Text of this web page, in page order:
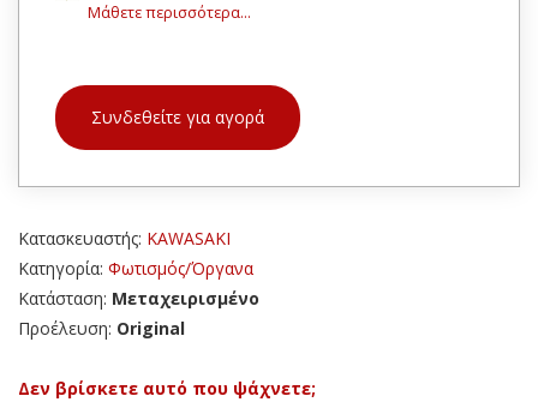
Μάθετε περισσότερα...
Συνδεθείτε για αγορά
Κατασκευαστής: KAWASAKI
Κατηγορία: Φωτισμός/Όργανα
Κατάσταση: Μεταχειρισμένο
Προέλευση: Original
Δεν βρίσκετε αυτό που ψάχνετε;